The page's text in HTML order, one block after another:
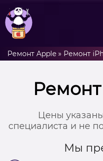
Ремонт Apple » Ремонт
Цены
специалиста и не
Мы